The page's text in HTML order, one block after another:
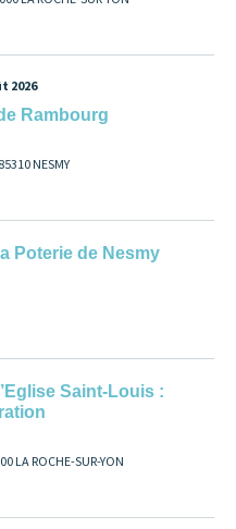
2026
Rambourg
NESMY
Poterie de Nesmy
Saint-Louis :
LA ROCHE-SUR-YON